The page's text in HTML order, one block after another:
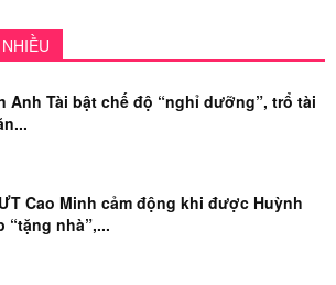
Anh Tài bật chế độ “nghỉ dưỡng”, trổ tài
Cao Minh cảm động khi được Huỳnh
“tặng nhà”,...